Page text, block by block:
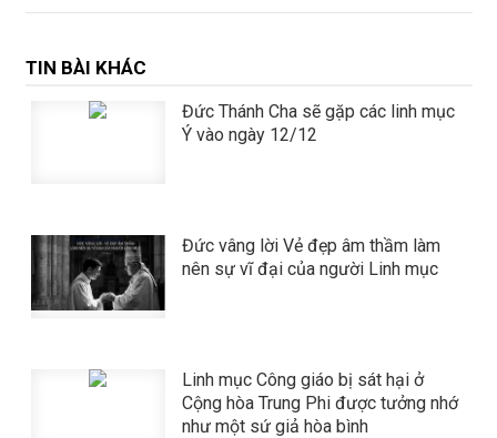
TIN BÀI KHÁC
Đức Thánh Cha sẽ gặp các linh mục
Ý vào ngày 12/12
Đức vâng lời Vẻ đẹp âm thầm làm
nên sự vĩ đại của người Linh mục
​​​​​​​Linh mục Công giáo bị sát hại ở
Cộng hòa Trung Phi được tưởng nhớ
như một sứ giả hòa bình